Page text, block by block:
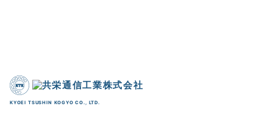
KYOEI TSUSHIN KOGYO CO., LTD.